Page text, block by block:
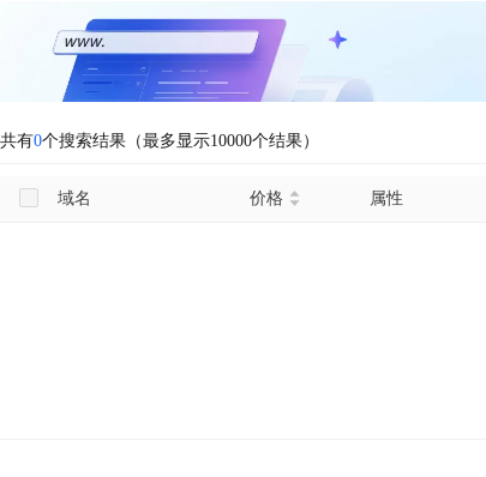
共有0个搜索结果（最多显示10000个结果）
域名 价格 属性